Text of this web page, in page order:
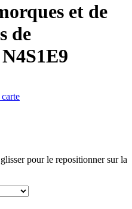
et de
de
pour le repositionner sur la